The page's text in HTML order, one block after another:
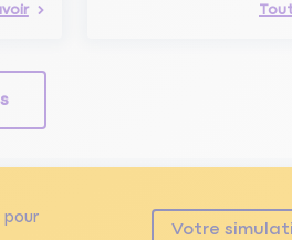
pour
Votre